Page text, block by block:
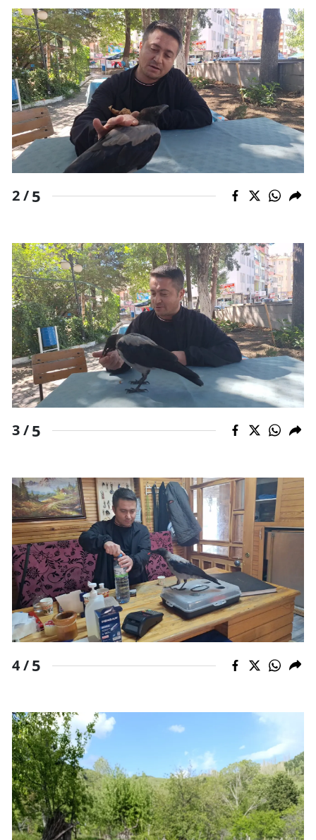
Malatya
Manisa
Kahramanmaraş
Mardin
Muğla
Nevşehir
Ordu
Rize
Sakarya
Samsun
Siirt
Sinop
Sivas
Tokat
Trabzon
Tunceli
Şanlıurfa
Uşak
Van
Yozgat
Aksaray
Bayburt
Karaman
Kırıkkale
Batman
2 /5
3 /5
4 /5